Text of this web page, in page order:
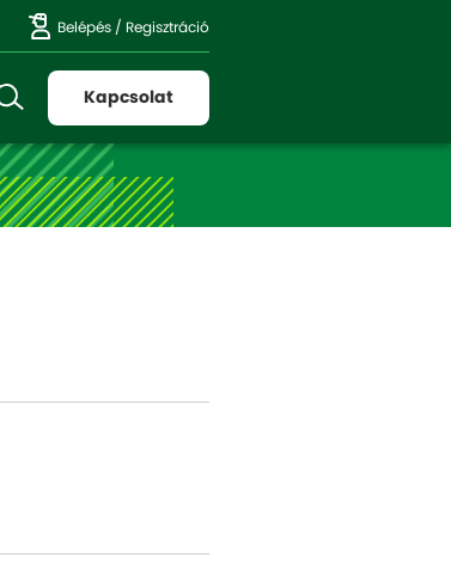
Belépés / Regisztráció
Kapcsolat